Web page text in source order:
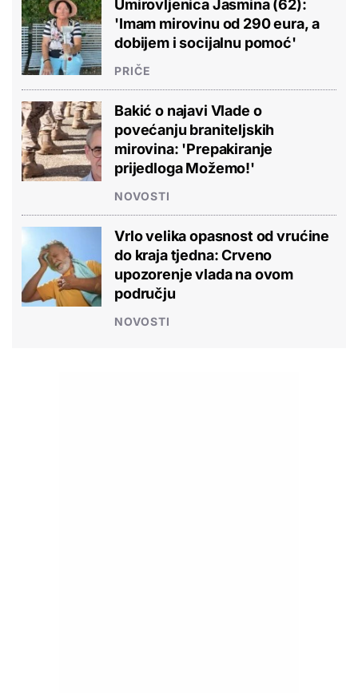
Umirovljenica Jasmina (62):
'Imam mirovinu od 290 eura, a
dobijem i socijalnu pomoć'
PRIČE
Bakić o najavi Vlade o
povećanju braniteljskih
mirovina: 'Prepakiranje
prijedloga Možemo!'
NOVOSTI
Vrlo velika opasnost od vrućine
do kraja tjedna: Crveno
upozorenje vlada na ovom
području
NOVOSTI